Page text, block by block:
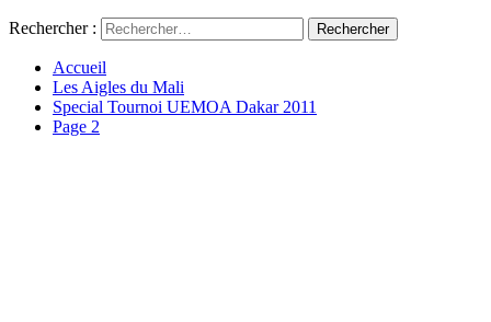
Rechercher :
Accueil
Les Aigles du Mali
Special Tournoi UEMOA Dakar 2011
Page 2